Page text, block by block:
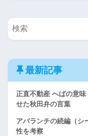
最新記事
正直不動産 へばの意
せた秋田弁の言葉
アバランチの続編（シ
性を考察